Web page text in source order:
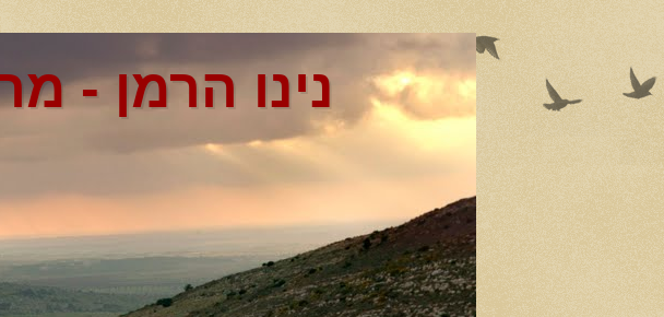
נינו הרמן -